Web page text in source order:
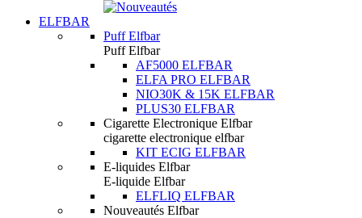
ELFBAR
Puff Elfbar
Puff Elfbar
AF5000 ELFBAR
ELFA PRO ELFBAR
NIO30K & 15K ELFBAR
PLUS30 ELFBAR
Cigarette Electronique Elfbar
cigarette electronique elfbar
KIT ECIG ELFBAR
E-liquides Elfbar
E-liquide Elfbar
ELFLIQ ELFBAR
Nouveautés Elfbar